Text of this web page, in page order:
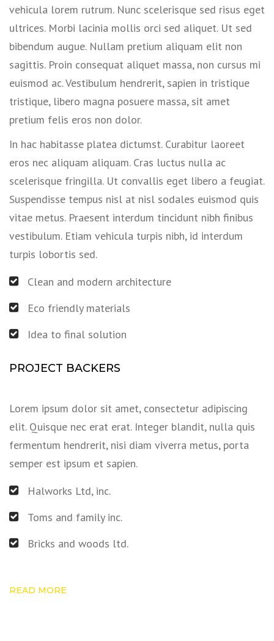
vehicula lorem rutrum. Nunc scelerisque sed risus eget
ultrices. Morbi lacinia mollis orci sed aliquet. Ut sed
bibendum augue. Nullam pretium aliquam elit non
sagittis. Proin consequat aliquet massa, non cursus mi
euismod ac. Vestibulum hendrerit, sapien in tristique
tristique, libero magna posuere massa, sit amet
pretium felis eros non dolor.
In hac habitasse platea dictumst. Curabitur laoreet
eros nec aliquam aliquam. Cras luctus nulla ac
scelerisque fringilla. Ut convallis eget libero a feugiat.
Suspendisse tempus nisl at nisl sodales euismod quis
vitae metus. Praesent interdum tincidunt nibh finibus
vestibulum. Etiam vehicula turpis nibh, id interdum
turpis lobortis sed.
Clean and modern architecture
Eco friendly materials
Idea to final solution
PROJECT BACKERS
Lorem ipsum dolor sit amet, consectetur adipiscing
elit. Quisque nec erat erat. Integer blandit, nulla quis
fermentum hendrerit, nisi diam viverra metus, porta
semper est ipsum et sapien.
Halworks Ltd, inc.
Toms and family inc.
Bricks and woods ltd.
READ MORE